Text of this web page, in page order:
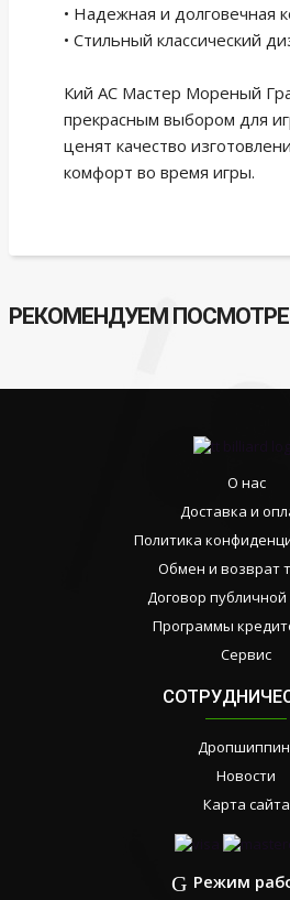
• Надежная и долговечная
• Стильный классический
Кий АС Мастер Мореный
прекрасным выбором для
ценят качество
комфорт во время игры.
РЕКОМЕНДУЕМ
О нас
Доставка и
Политика
Обмен и возврат
Договор
Программы
Сервис
Новости
Карта сайта
Режим